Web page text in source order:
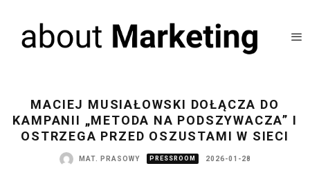
MACIEJ MUSIAŁOWSKI DOŁĄCZA DO
KAMPANII „METODA NA PODSZYWACZA” I
OSTRZEGA PRZED OSZUSTAMI W SIECI
MAT. PRASOWY PRESSROOM 2026-01-28